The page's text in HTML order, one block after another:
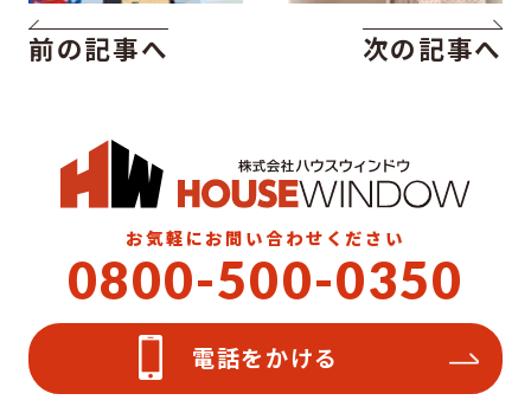
前の記事へ 次の記事へ
お気軽にお問い合わせください
0800-500-0350
電話をかける